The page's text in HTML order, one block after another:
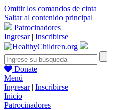
Omitir los comandos de cinta
Saltar al contenido principal
Patrocinadores
Ingresar| Inscribirse
Donate
Menú
Ingresar| Inscribirse
Inicio
Patrocinadores